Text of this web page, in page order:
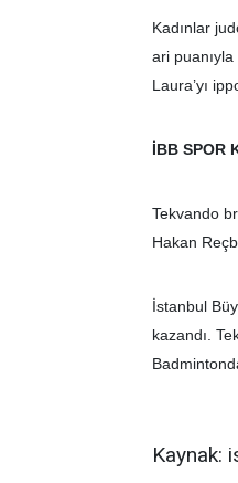
Kadınlar
ari
Laura’yı
İBB SPOR
Tekvando
Hakan
İstanbul
kazandı.
Kaynak: